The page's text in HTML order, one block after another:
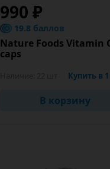
990 ₽
19.8 баллов
Nature Foods Vitamin
caps
Купить в
В корзину